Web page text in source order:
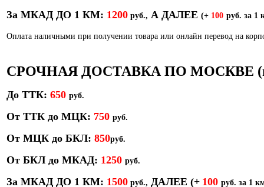
За МКАД ДО 1 КМ: 1200 руб., А ДАЛЕЕ (+ 100 руб. за 1
Оплата наличными при получении товара или онлайн перевод на
СРОЧНАЯ ДОСТАВКА ПО МОСКВЕ (в
До ТТК: 650 руб.
От ТТК до МЦК: 750 руб.
От МЦК до БКЛ: 850руб.
От БКЛ до МКАД: 1250 руб.
За МКАД ДО 1 КМ: 1500 руб., ДАЛЕЕ (+ 100 руб. за 1